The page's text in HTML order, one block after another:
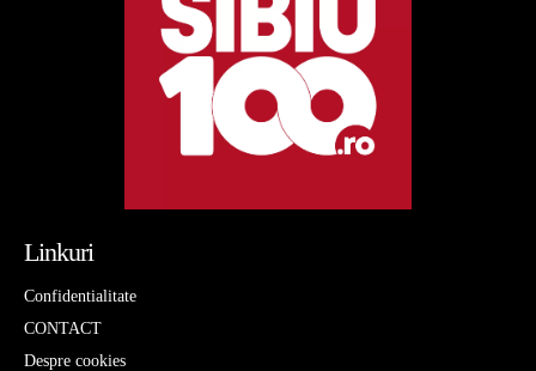
Linkuri
Confidentialitate
CONTACT
Despre cookies